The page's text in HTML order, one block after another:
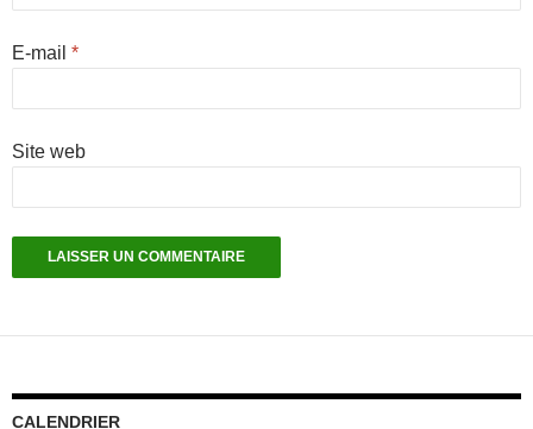
E-mail *
Site web
CALENDRIER